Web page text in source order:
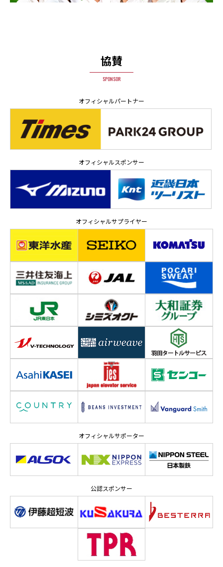
協賛
SPONSOR
オフィシャルパートナー
オフィシャルスポンサー
オフィシャルサプライヤー
オフィシャルサポーター
公認スポンサー